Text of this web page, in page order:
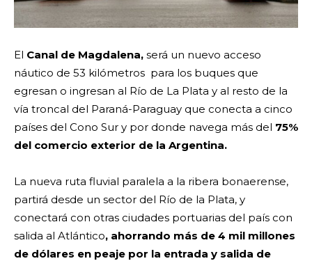
El Canal de Magdalena, será un nuevo acceso
náutico de 53 kilómetros para los buques que
egresan o ingresan al Río de La Plata y al resto de la
vía troncal del Paraná-Paraguay que conecta a cinco
países del Cono Sur y por donde navega más del 75%
del comercio exterior de la Argentina.
La nueva ruta fluvial paralela a la ribera bonaerense,
partirá desde un sector del Río de la Plata, y
conectará con otras ciudades portuarias del país con
salida al Atlántico, ahorrando más de 4 mil millones
de dólares en peaje por la entrada y salida de